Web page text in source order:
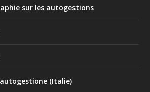
sur les autogestions
(Italie)